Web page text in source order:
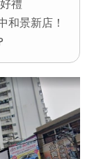
禮
和景新店！